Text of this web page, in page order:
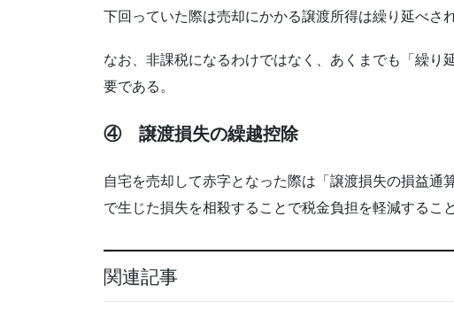
下回っていた際は売却にかかる譲渡所得は繰り延べされ
なお、非課税になるわけではなく、あくまでも「繰り
要である。
④ 譲渡損失の繰越控除
自宅を売却して赤字となった際は「譲渡損失の損益通
で生じた損失を相殺することで税金負担を軽減するこ
関連記事